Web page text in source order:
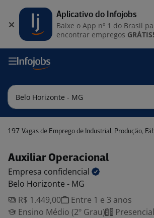
197 Vagas de Emprego de Industrial, Produção, Fábrica em Belo
Auxiliar Operacional
Empresa confidencial
Belo Horizonte - MG
R$ 1.449,00
Entre 1 e 3 anos
Ensino Médio (2º Grau)
Presencial
Aplicativo do Infojobs
Baixe o App nº 1 do Brasil
encontrar empregos